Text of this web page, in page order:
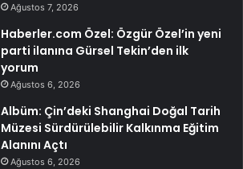
Ağustos 7, 2026
Haberler.com Özel: Özgür Özel’in yeni
parti ilanına Gürsel Tekin’den ilk
yorum
Ağustos 6, 2026
Albüm: Çin’deki Shanghai Doğal Tarih
Müzesi Sürdürülebilir Kalkınma Eğitim
Alanını Açtı
Ağustos 6, 2026